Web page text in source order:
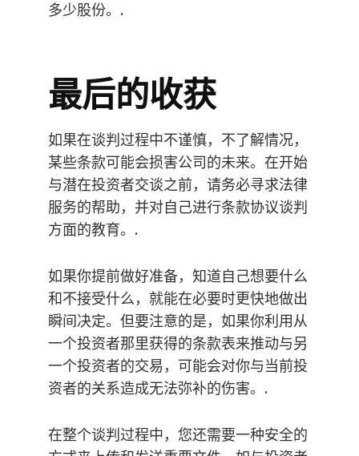
多少股份。.
最后的收获
如果在谈判过程中不谨慎，不了解情况，
某些条款可能会损害公司的未来。在开始
与潜在投资者交谈之前，请务必寻求法律
服务的帮助，并对自己进行条款协议谈判
方面的教育。.
如果你提前做好准备，知道自己想要什么
和不接受什么，就能在必要时更快地做出
瞬间决定。但要注意的是，如果你利用从
一个投资者那里获得的条款表来推动与另
一个投资者的交易，可能会对你与当前投
资者的关系造成无法弥补的伤害。.
在整个谈判过程中，您还需要一种安全的